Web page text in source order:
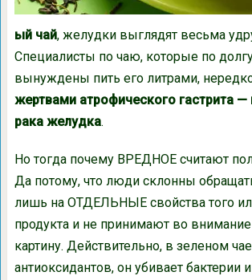
ый чай, желудки выглядят весьма
Специалисты по чаю, которые по
вынуждены пить его литрами,
жертвами атрофического гастрита —
рака желудка.
Но тогда почему ВРЕДНОЕ считают
Да потому, что люди склонны
лишь на ОТДЕЛЬНЫЕ свойства того
продукта и не принимают во
картину. Действительно, в зеленом
антиоксидантов, он убивает бактерии